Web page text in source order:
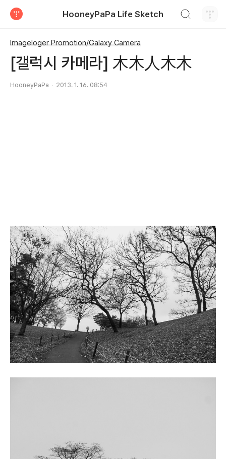
HooneyPaPa Life Sketch
Imageloger Promotion/Galaxy Camera
[갤럭시 카메라] 木木人木木
HooneyPaPa 2013. 1. 16. 08:54